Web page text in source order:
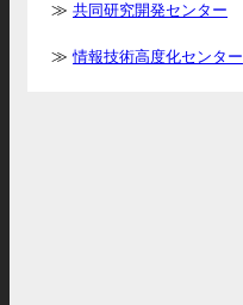
共同研究開発センター
情報技術高度化センター